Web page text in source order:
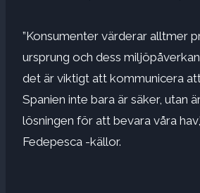
”Konsumenter värderar alltmer
ursprung och dess
det är viktigt att kommunicera
Spanien inte bara är säker, utan
lösningen för att bevara våra
Fedepesca -källor.